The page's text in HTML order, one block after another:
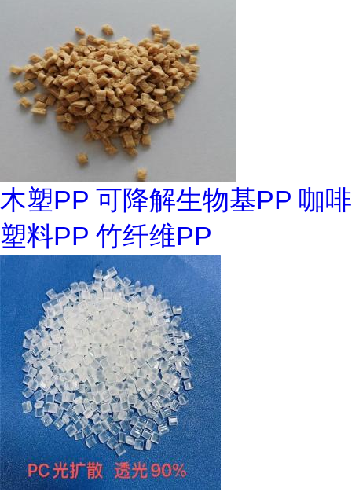
木塑PP 可降解生物基PP 咖啡
塑料PP 竹纤维PP